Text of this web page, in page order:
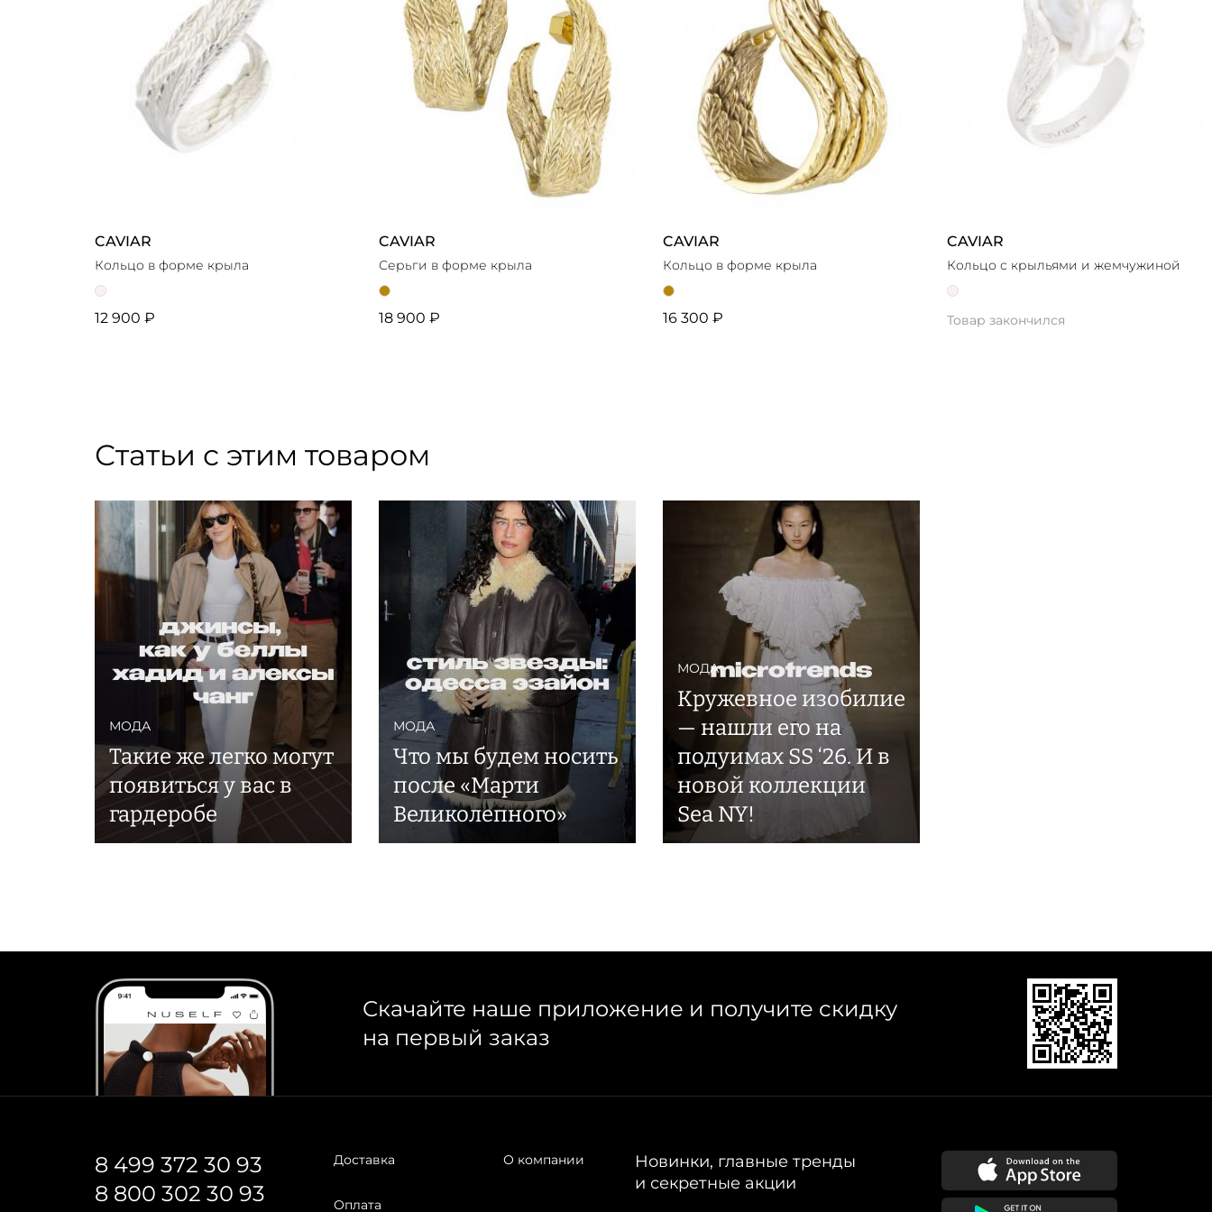
CAVIAR
Кольцо в форме крыла
12 900 ₽
CAVIAR
Серьги в форме крыла
18 900 ₽
CAVIAR
Кольцо в форме крыла
16 300 ₽
CAVIAR
Кольцо с крыльями и жемчужиной
Товар закончился
Статьи с этим товаром
МОДА
Такие же легко могут
появиться у вас в
гардеробе
МОДА
Что мы будем носить
после «Марти
Великолепного»
МОДА
Кружевное изобилие
— нашли его на
подуимах SS ‘26. И в
новой коллекции
Sea NY!
Скачайте наше приложение и получите скидку
на первый заказ
8 499 372 30 93
8 800 302 30 93
Доставка
Оплата
О компании
Новинки, главные тренды
и секретные акции